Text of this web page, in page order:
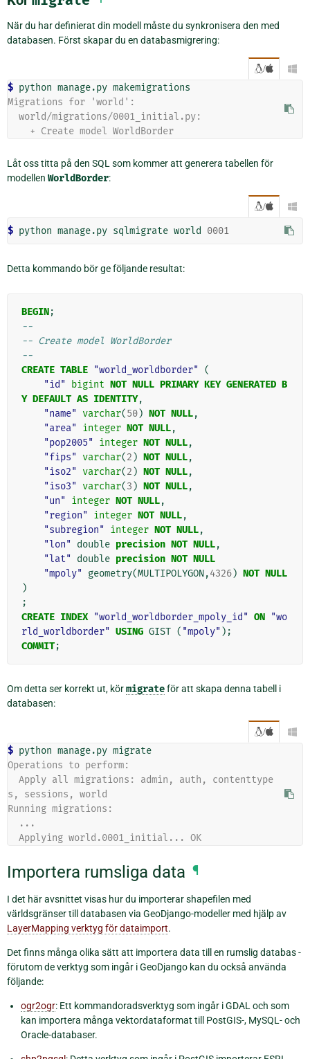
När du har definierat din modell måste du synkronisera den med
databasen. Först skapar du en databasmigrering:
/ 
$ python manage.py
Migrations for 'world':
  world/migrations/0001_initial.py:
    + Create model WorldBorder
Låt oss titta på den SQL som kommer att generera tabellen för
modellen WorldBorder:
/ 
$ python manage.py sqlmigrate world 0001
Detta kommando bör ge följande resultat:
BEGIN;
--
-- Create model WorldBorder
--
CREATE TABLE "world_worldborder"
(
"id"
bigint NOT NULL PRIMARY KEY GENERATED B
Y DEFAULT AS IDENTITY,
"name"
varchar(50) NOT NULL,
"area"
integer NOT NULL,
"pop2005"
integer NOT NULL,
"fips"
varchar(2 ) NOT NULL,
"iso2"
varchar(2 ) NOT NULL,
"iso3"
varchar(3 ) NOT NULL,
"un"
integer NOT NULL,
"region"
integer NOT NULL,
"subregion"
integer NOT NULL,
"lon"
double precision NOT NULL,
"lat"
double precision NOT NULL
"mpoly"
geometry(MULTIPOLYGON,4326) NOT NULL
)
;
CREATE INDEX "world_worldborder_mpoly_id" ON "wo
rld_worldborder" USING GIST ( "mpoly" );
COMMIT;
Om detta ser korrekt ut, körmigrateför att skapa denna tabell i
databasen:
/ 
$ python manage.py
Operations to perform:
s, sessions, world
Running migrations:
  ...
  Applying world.0001_initial... OK
Importera rumsliga data ¶
I det här avsnittet visas hur du importerar shapefilen med
världsgränser till databasen via GeoDjango-modeller med hjälp av
LayerMapping verktyg för dataimport.
Det finns många olika sätt att importera data till en rumslig databas -
förutom de verktyg som ingår i GeoDjango kan du också använda
följande:
ogr2ogr: Ett kommandoradsverktyg som ingår i GDAL och som
kan importera många vektordataformat till PostGIS-, MySQL- och
Oracle-databaser.